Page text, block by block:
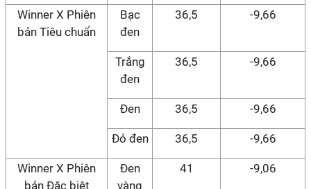
Winner X Phiên
bản Tiêu chuẩn
Bạc
đen
36,5 -9,66
Trắng
đen
36,5 -9,66
Đen 36,5 -9,66
Đỏ đen 36,5 -9,66
Winner X Phiên
bản Đặc biệt
Đen
vàng
41 -9,06